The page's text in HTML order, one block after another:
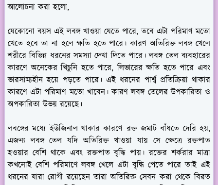
আলোচনা করা হলো,
যেকোনো বয়স এই লবঙ্গ খাওয়া যেতে পারে, তবে এটা পরিমাণ মতো
খেতে হবে তা না হলে ক্ষতি হতে পারে। কারণ অতিরিক্ত লবঙ্গ খেলে
শরীরে বিভিন্ন ধরনের সমস্যা দেখা দিতে পারে। লবঙ্গ তেল ব্যবহারের
কারণে অনেকের খিচুনি হতে পারে, লিভারের ক্ষতি হতে পারে এবং
ভারসাম্যহীন হয়ে পড়তে পারে। এই ধরনের পার্শ্ব প্রতিক্রিয়া থাকার
কারণে এটা পরিমাণ মতো খাবেন। কারণ লবঙ্গ তেলের উপকারিতা ও
অপকারিতা উভয় রয়েছে।
লবঙ্গের মধ্যে ইউজিনাল থাকার কারণে রক্ত জমাট বাঁধতে দেরি হয়,
এজন্য লবঙ্গ তেল যদি অতিরিক্ত খাওয়া যায় সে ক্ষেত্রে রক্তপাত
হওয়ার বেশি থাকে এবং রক্তপাত বৃদ্ধি পায়। রক্তের শর্করার মাত্রা
কখনোই বেশি পরিমাণে লবঙ্গ খেলে এটা বৃদ্ধি পেতে পারে তাই এই
ধরনের যারা রোগী রয়েছেন তারা অতিরিক্ত সেবন করা থেকে বিরত